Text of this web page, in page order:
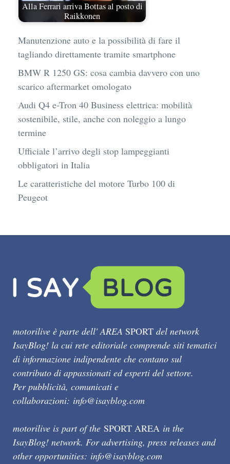
Alla Ferrari arriva Bottas al posto di
Raikkonen
Manutenzione auto e la possibilità di fare il
tagliando direttamente tramite smartphone
BMW R 1250 GS: cosa cambia davvero con uno
scarico aftermarket omologato
Audi Q4 e-Tron 40 Business elettrica: mobilità
sostenibile, stile, anche con noleggio a lungo
termine
Ufficiale l’arrivo degli stop lampeggianti
obbligatori in Italia
Le caratteristiche del motore Turbo 100 di
Peugeot
motorilive è parte dell' AREA SPORT del network
IsayBlog! la cui rete editoriale comprende siti tematici
di informazione indipendente che contano sul
contributo di appassionati ed esperti del settore.
Per pubblicità, comunicati e
collaborazioni: info@isayblog.com
motorilive is part of the SPORT AREA in the
IsayBlog! network. For advertising, press releases and
other opportunities: info@isayblog.com